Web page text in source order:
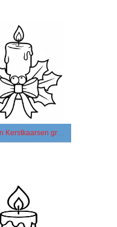
Tekenen Kerstkaarsen gratis afdrukbaar simpel